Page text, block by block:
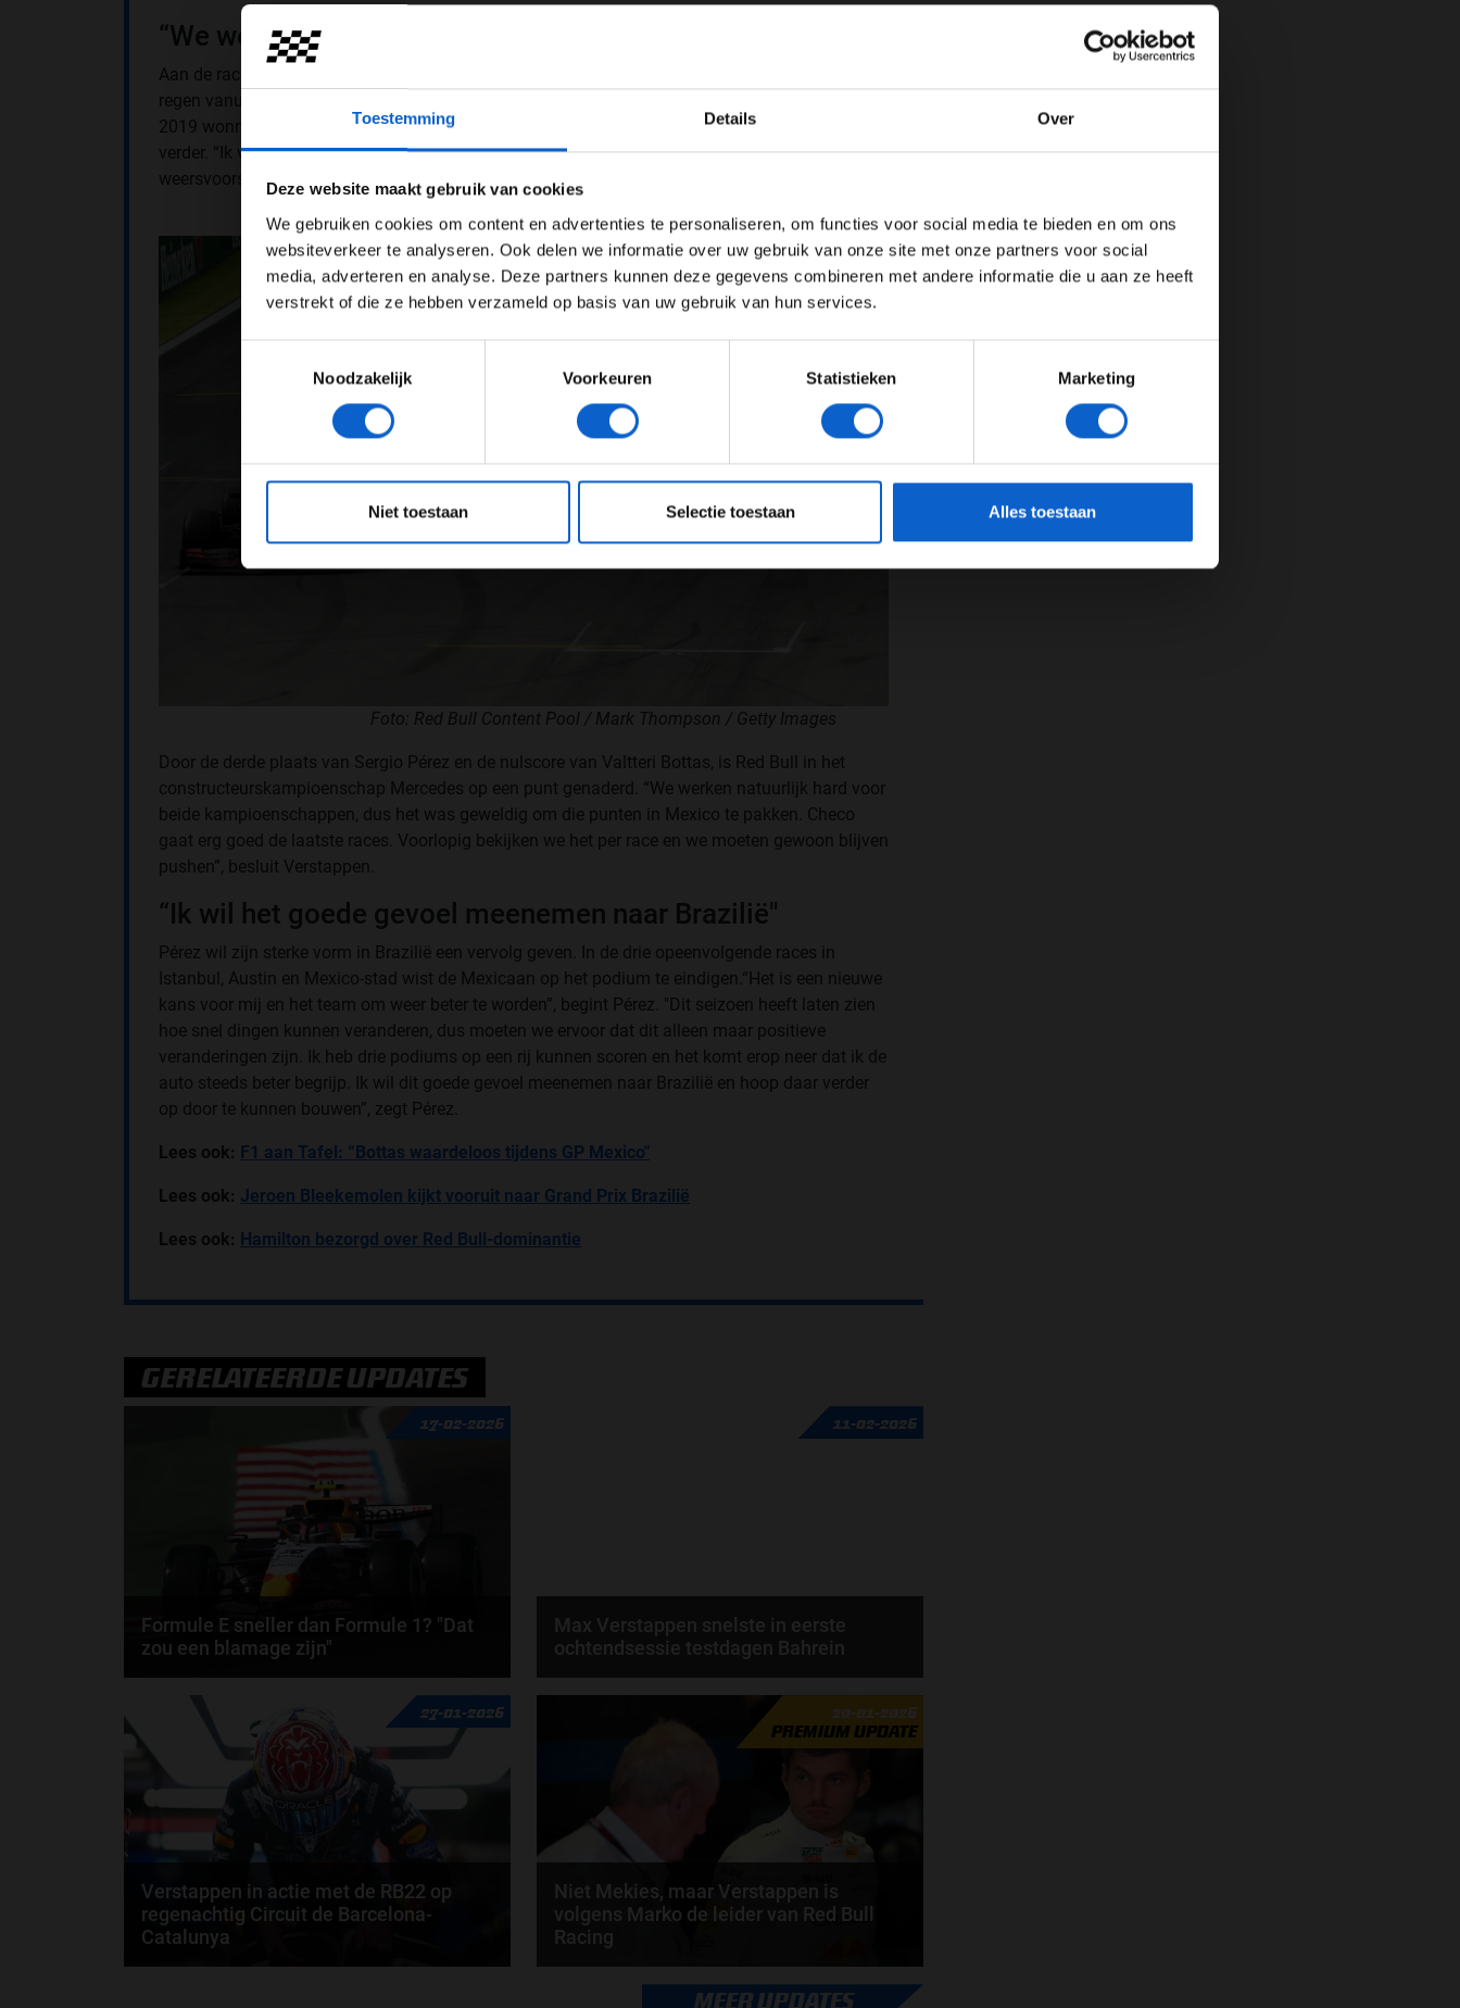
Toestemming Details Over
Deze website maakt gebruik van cookies
We gebruiken cookies om content en advertenties te personaliseren, om functies voor social media te bieden en om ons
websiteverkeer te analyseren. Ook delen we informatie over uw gebruik van onze site met onze partners voor social
media, adverteren en analyse. Deze partners kunnen deze gegevens combineren met andere informatie die u aan ze heeft
verstrekt of die ze hebben verzameld op basis van uw gebruik van hun services.
Noodzakelijk
Voorkeuren Statistieken Marketing
Niet toestaan Selectie toestaan Alles toestaan
“We werken hard voor beide kampioenschappen"
Aan de race op Interlagos heeft Verstappen ook mooie herinneringen. In 2016 reed hij in de
regen vanuit geslagen positie terug naar het podium en wist hij de laatste editie te winnen. "In
2019 wonnen we de race, maar het was een spannende strijd tot het einde”, gaat Verstappen
verder. “Ik verwacht dit jaar weer iets soortgelijks. Laten we afwachten wat de
weersvoorspelling gaat zijn, want dat kan de prestaties behoorlijk beïnvloeden."
Foto: Red Bull Content Pool / Mark Thompson / Getty Images
Door de derde plaats van Sergio Pérez en de nulscore van Valtteri Bottas, is Red Bull in het
constructeurskampioenschap Mercedes op een punt genaderd. “We werken natuurlijk hard voor
beide kampioenschappen, dus het was geweldig om die punten in Mexico te pakken. Checo
gaat erg goed de laatste races. Voorlopig bekijken we het per race en we moeten gewoon blijven
pushen”, besluit Verstappen.
“Ik wil het goede gevoel meenemen naar Brazilië"
Pérez wil zijn sterke vorm in Brazilië een vervolg geven. In de drie opeenvolgende races in
Istanbul, Austin en Mexico-stad wist de Mexicaan op het podium te eindigen.“Het is een nieuwe
kans voor mij en het team om weer beter te worden”, begint Pérez. "Dit seizoen heeft laten zien
hoe snel dingen kunnen veranderen, dus moeten we ervoor dat dit alleen maar positieve
veranderingen zijn. Ik heb drie podiums op een rij kunnen scoren en het komt erop neer dat ik de
auto steeds beter begrijp. Ik wil dit goede gevoel meenemen naar Brazilië en hoop daar verder
op door te kunnen bouwen”, zegt Pérez.
Lees ook: F1 aan Tafel: “Bottas waardeloos tijdens GP Mexico"
Lees ook: Jeroen Bleekemolen kijkt vooruit naar Grand Prix Brazilië
Lees ook: Hamilton bezorgd over Red Bull-dominantie
GERELATEERDE UPDATES
17-02-2026
Formule E sneller dan Formule 1? "Dat
zou een blamage zijn"
Volgens voormalig Formule E-kampioen Lucas di
Grassi zijn Formule E-auto’s binnen een paar jaar
op...
11-02-2026
Max Verstappen snelste in eerste
ochtendsessie testdagen Bahrein
Max Verstappen heeft de ochtendsessie van de
eerste testdag in Bahrein als snelste afgesloten...
27-01-2026
Verstappen in actie met de RB22 op
regenachtig Circuit de Barcelona-
Catalunya
20-01-2026
PREMIUM UPDATE
Niet Mekies, maar Verstappen is
volgens Marko de leider van Red Bull
Racing
Volgens Helmut Marko is Max Verstappen nu
MEER UPDATES
Advertentie instellingen
Toon alle alcoholische drankenadvertenties (18+)
Toon alle kansspelenadvertenties (24+)
JONGER DAN 24 24 JAAR OF OUDER
*Raadpleeg onsprivacybeleidvoor meer informatie over gegevensgebruik en -bescherming.